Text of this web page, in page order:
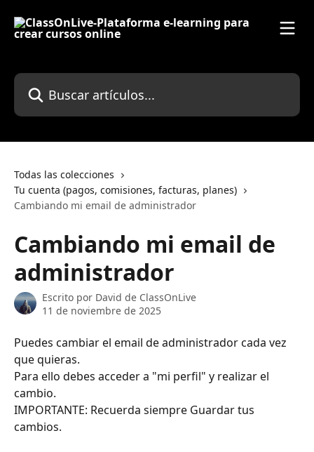
Buscar artículos...
Todas las colecciones
Tu cuenta (pagos, comisiones, facturas, planes)
Cambiando mi email de administrador
Cambiando mi email de
administrador
Escrito por David de ClassOnLive
11 de noviembre de 2025
Puedes cambiar el email de administrador cada vez
que quieras.
Para ello debes acceder a "mi perfil" y realizar el
cambio.
IMPORTANTE: Recuerda siempre Guardar tus
cambios.